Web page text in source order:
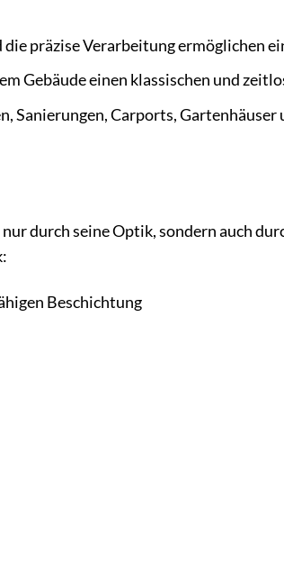
die präzise Verarbeitung ermöglichen
Gebäude einen klassischen und
Sanierungen, Carports, Gartenhäuser
durch seine Optik, sondern auch
Beschichtung